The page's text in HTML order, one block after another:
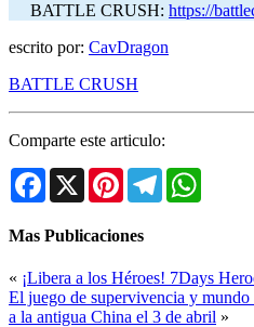
BATTLE CRUSH: https://
escrito por: CavDragon
BATTLE CRUSH
Comparte este articulo:
Facebook
X PinterestTelegram
Mas Publicaciones
« ¡Libera a los Héroes! 7Days
El juego de supervivencia y mundo
a la antigua China el 3 de abril »